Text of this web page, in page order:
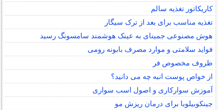
کاریکاتور تغذیه سالم
تغذیه مناسب برای بعد از ترک سیگار
هوش مصنوعی جمینای به عینک هوشمند سامسونگ رسید
فواید سلامتی و موارد مصرف بابونه رومی
ظروف مخصوص فر
از خواص پوست انبه چه می دانید؟
آموزش سوارکاری و اصول اسب سواری
جینکوبیلوبا برای درمان ریزش مو